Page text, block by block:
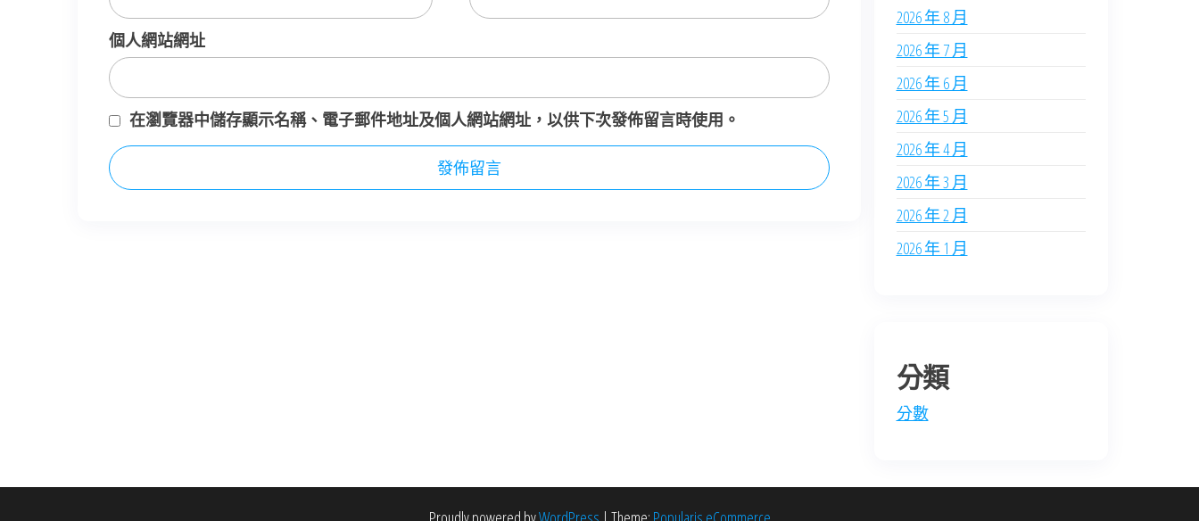
個人網站網址
在瀏覽器中儲存顯示名稱、電子郵件地址及個人網站網址，以供下次發佈留言時使用。
2026 年 8 月
2026 年 7 月
2026 年 6 月
2026 年 5 月
2026 年 4 月
2026 年 3 月
2026 年 2 月
2026 年 1 月
分類
分數